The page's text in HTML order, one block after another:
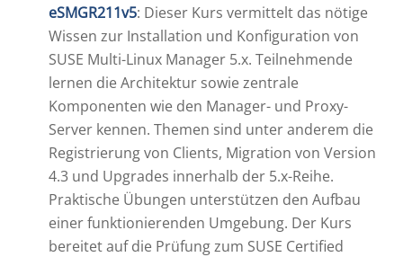
eSMGR211v5: Dieser Kurs vermittelt das nötige
Wissen zur Installation und Konfiguration von
SUSE Multi-Linux Manager 5.x. Teilnehmende
lernen die Architektur sowie zentrale
Komponenten wie den Manager- und Proxy-
Server kennen. Themen sind unter anderem die
Registrierung von Clients, Migration von Version
4.3 und Upgrades innerhalb der 5.x-Reihe.
Praktische Übungen unterstützen den Aufbau
einer funktionierenden Umgebung. Der Kurs
bereitet auf die Prüfung zum SUSE Certified